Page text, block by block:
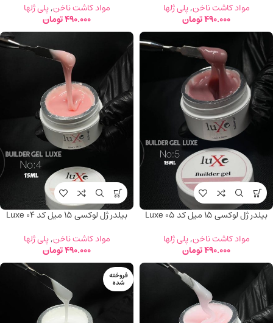
مواد کاشت ناخن,پلی ژلها
490.000تومان
مواد کاشت ناخن,پلی ژلها
490.000تومان
بیلدر ژل لوکسی 15 میل کد Luxe 05
مواد کاشت ناخن,پلی ژلها
490.000تومان
بیلدر ژل لوکسی 15 میل کد Luxe 04
مواد کاشت ناخن,پلی ژلها
490.000تومان
فروخته
شده